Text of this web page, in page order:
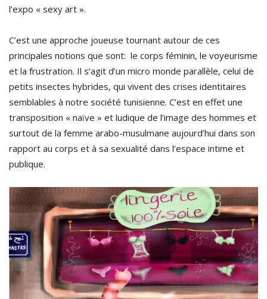
l’expo « sexy art ».
C’est une approche joueuse tournant autour de ces
principales notions que sont: le corps féminin, le voyeurisme
et la frustration. Il s’agit d’un micro monde parallèle, celui de
petits insectes hybrides, qui vivent des crises identitaires
semblables à notre société tunisienne. C’est en effet une
transposition « naïve » et ludique de l’image des hommes et
surtout de la femme arabo-musulmane aujourd’hui dans son
rapport au corps et à sa sexualité dans l’espace intime et
publique.